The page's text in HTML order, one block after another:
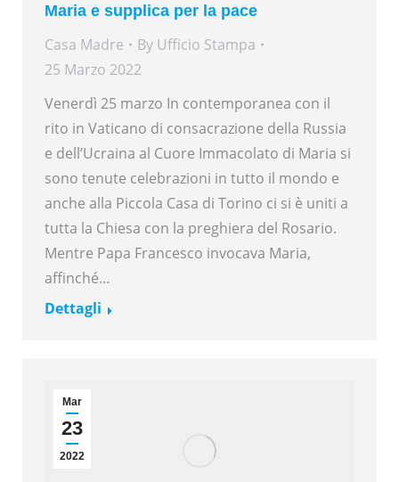
Maria e supplica per la pace
Casa Madre By Ufficio Stampa
25 Marzo 2022
Venerdì 25 marzo In contemporanea con il
rito in Vaticano di consacrazione della Russia
e dell’Ucraina al Cuore Immacolato di Maria si
sono tenute celebrazioni in tutto il mondo e
anche alla Piccola Casa di Torino ci si è uniti a
tutta la Chiesa con la preghiera del Rosario.
Mentre Papa Francesco invocava Maria,
affinché…
Dettagli
Mar
23
2022